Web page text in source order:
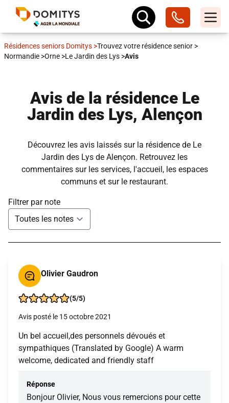
Résidences seniors Domitys >Trouvez votre résidence senior >
Normandie >Orne >Le Jardin des Lys >Avis
Avis de la résidence Le
Jardin des Lys, Alençon
Découvrez les avis laissés sur la résidence de Le
Jardin des Lys de Alençon. Retrouvez les
commentaires sur les services, l'accueil, les espaces
communs et sur le restaurant.
Filtrer par note
Olivier Gaudron
(5/5)
Avis posté le 15 octobre 2021
Un bel accueil,des personnels dévoués et
sympathiques (Translated by Google) A warm
welcome, dedicated and friendly staff
Réponse
Bonjour Olivier, Nous vous remercions pour cette